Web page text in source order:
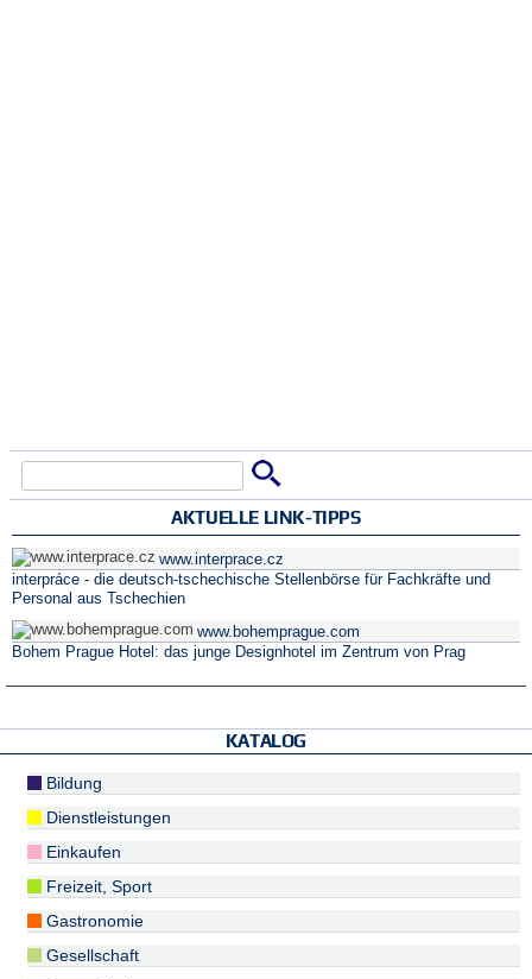
Suchformular
AKTUELLE LINK-TIPPS
www.interprace.cz
interpráce - die deutsch-tschechische Stellenbörse für Fachkräfte und
Personal aus Tschechien
www.bohemprague.com
Bohem Prague Hotel: das junge Designhotel im Zentrum von Prag
KATALOG
Bildung
Dienstleistungen
Einkaufen
Freizeit, Sport
Gastronomie
Gesellschaft